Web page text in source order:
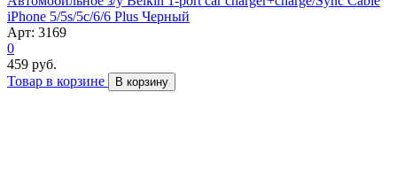
iPhone 5/5s/5c/6/6 Plus Черный
Арт: 3169
0
459 руб.
Товар в корзине
В корзину